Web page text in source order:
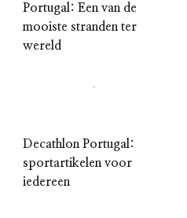
Portugal: Een van de
mooiste stranden ter
wereld
Decathlon Portugal:
sportartikelen voor
iedereen